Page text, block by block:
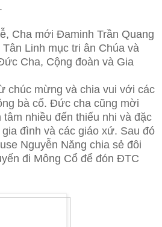
Cha mới Đaminh Trần Quang
Linh mục tri ân Chúa và
Cha, Cộng đoàn và Gia
chúc mừng và chia vui với các
bà cố. Đức cha cũng mời
nhiều đến thiếu nhi và đặc
đình và các giáo xứ. Sau đó
Nguyễn Năng chia sẻ đôi
đi Mông Cổ để đón ĐTC